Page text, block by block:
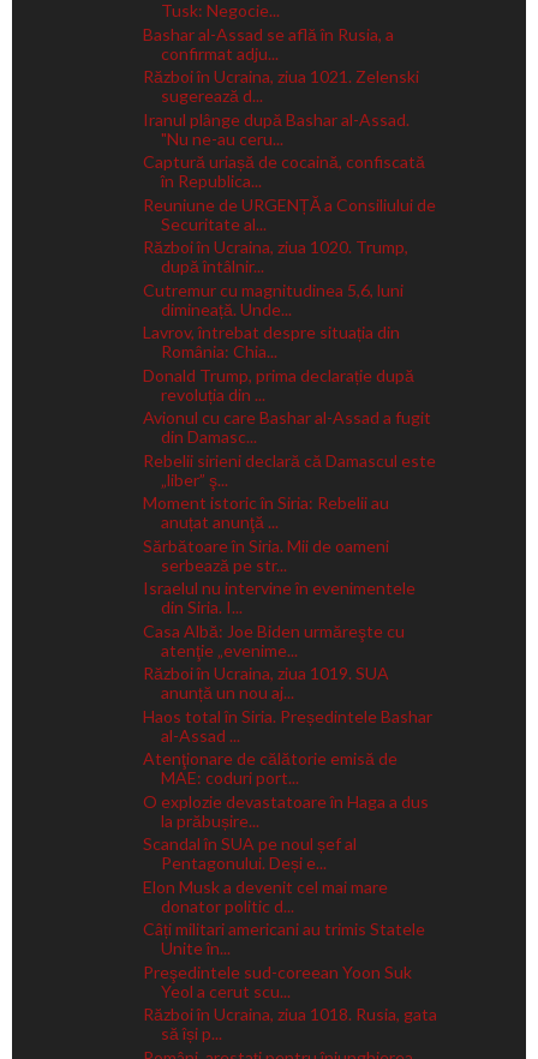
Tusk: Negocie...
Bashar al-Assad se află în Rusia, a
confirmat adju...
Război în Ucraina, ziua 1021. Zelenski
sugerează d...
Iranul plânge după Bashar al-Assad.
"Nu ne-au ceru...
Captură uriașă de cocaină, confiscată
în Republica...
Reuniune de URGENȚĂ a Consiliului de
Securitate al...
Război în Ucraina, ziua 1020. Trump,
după întâlnir...
Cutremur cu magnitudinea 5,6, luni
dimineață. Unde...
Lavrov, întrebat despre situația din
România: Chia...
Donald Trump, prima declarație după
revoluția din ...
Avionul cu care Bashar al-Assad a fugit
din Damasc...
Rebelii sirieni declară că Damascul este
„liber” ş...
Moment istoric în Siria: Rebelii au
anuțat anunţă ...
Sărbătoare în Siria. Mii de oameni
serbează pe str...
Israelul nu intervine în evenimentele
din Siria. I...
Casa Albă: Joe Biden urmăreşte cu
atenţie „evenime...
Război în Ucraina, ziua 1019. SUA
anunță un nou aj...
Haos total în Siria. Președintele Bashar
al-Assad ...
Atenţionare de călătorie emisă de
MAE: coduri port...
O explozie devastatoare în Haga a dus
la prăbușire...
Scandal în SUA pe noul șef al
Pentagonului. Deși e...
Elon Musk a devenit cel mai mare
donator politic d...
Câți militari americani au trimis Statele
Unite în...
Preşedintele sud-coreean Yoon Suk
Yeol a cerut scu...
Război în Ucraina, ziua 1018. Rusia, gata
să își p...